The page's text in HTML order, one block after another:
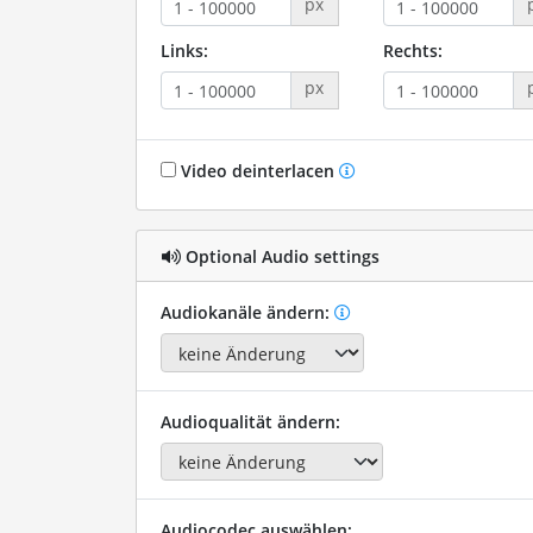
px
Links:
px
Rechts:
Video deinterlacen
Optional Audio settings
Audiokanäle ändern:
Audioqualität ändern: